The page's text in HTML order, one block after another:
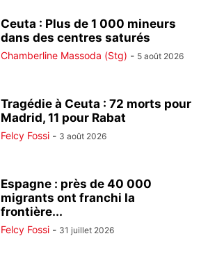
Ceuta : Plus de 1 000 mineurs
dans des centres saturés
Chamberline Massoda (Stg) - 5 août 2026
Tragédie à Ceuta : 72 morts pour
Madrid, 11 pour Rabat
Felcy Fossi - 3 août 2026
Espagne : près de 40 000
migrants ont franchi la
frontière...
Felcy Fossi - 31 juillet 2026